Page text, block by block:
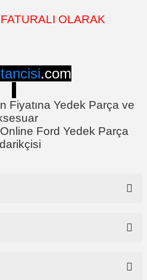
OLARAK
.com
Fiyatına Yedek Parça ve
Ford Yedek Parça